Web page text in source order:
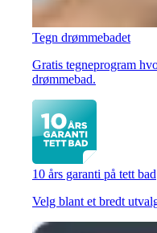
Tegn drømmebadet
Gratis tegneprogram
drømmebad.
10 års garanti på tett bad
Velg blant et bredt